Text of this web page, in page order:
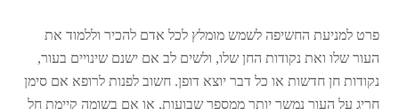
פרט למניעת החשיפה לשמש מומלץ לכל אדם להכיר וללמוד את
העור שלו ואת נקודות החן שלו, ולשים לב אם ישנם שינויים בעור,
נקודות חן חדשות או כל דבר יוצא דופן. חשוב לפנות לרופא אם סימן
חריג על העור נמשך יותר ממספר שבועות, או אם בשומה קיימת חל